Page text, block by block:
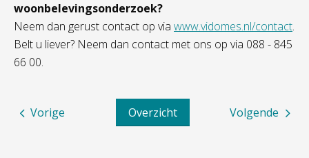
woonbelevingsonderzoek?
Neem dan gerust contact op via www.vidomes.nl/contact.
Belt u liever? Neem dan contact met ons op via 088 - 845
66 00.
Volgende
Overzicht
Vorige